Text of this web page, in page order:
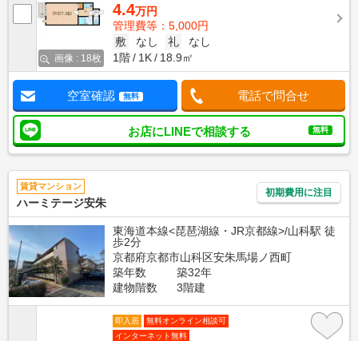
画像 : 18枚
4.4万円
管理費等：5,000円
敷
なし 礼
なし
1階
1K 18.9㎡
空室確認 無料 電話で問合せ
お店にLINEで相談する 無料
賃貸マンション
ハーミテージ安朱
初期費用に注目
東海道本線<琵琶湖線・JR京都線>/山科駅 徒
歩2分
京都府京都市山科区安朱馬場ノ西町
築年数
築32年
建物階数
3階建
即入居
無料オンライン相談可
インターネット無料